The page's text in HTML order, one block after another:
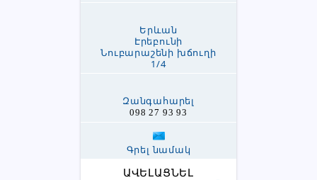
Երևան
Էրեբունի
Նուբարաշենի խճուղի
1/4
Զանգահարել
098 27 93 93
Գրել նամակ
ԱՎԵԼԱՑՆԵԼ